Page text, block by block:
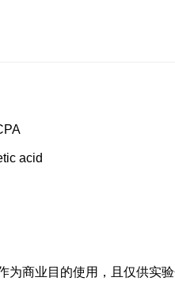
acid
为商业目的使用，且仅供实